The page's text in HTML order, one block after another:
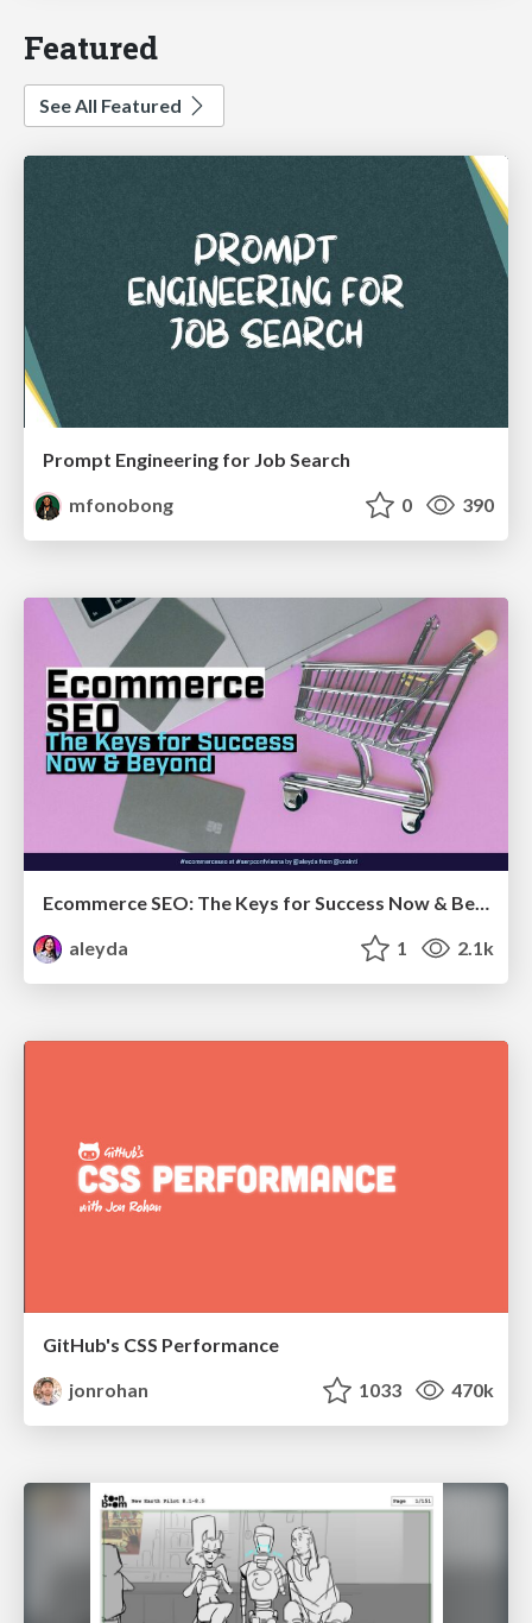
Featured
See All Featured
Prompt Engineering for Job Search
mfonobong
0 390
Ecommerce SEO: The Keys for Success Now & Beyond - #SERPConf2024
aleyda
1 2.1k
GitHub's CSS Performance
jonrohan
1033 470k